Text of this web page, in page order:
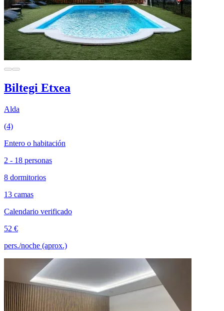
Biltegi Etxea
Alda
(4)
Entero o habitación
2 - 18 personas
8 dormitorios
13 camas
Calendario verificado
52 €
pers./noche (aprox.)